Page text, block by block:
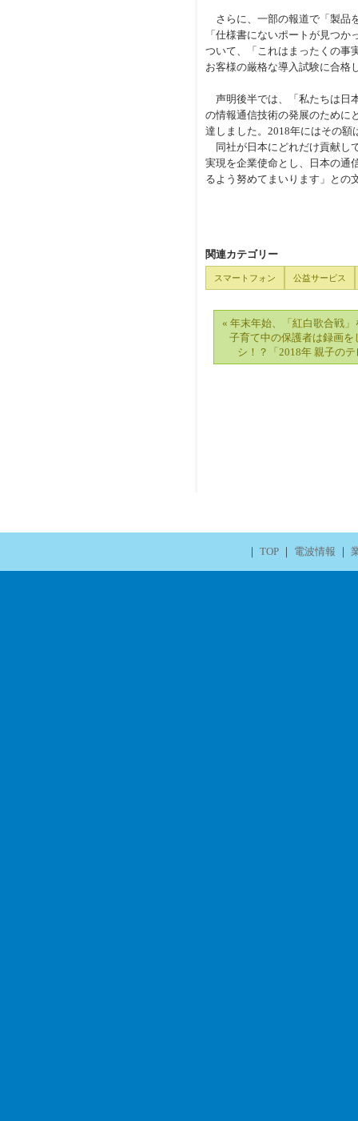
さらに、一部の報道で「製品
「仕様書にないポートが見つ
ついて、「これはまったくの事
お客様の厳格な導入試験に合格
声明後半では、「私たちは日
の情報通信技術の発展のために
達しました。2018年にはその額
同社が日本にどれだけ貢献し
実現を企業使命とし、日本の通
るよう努めてまいります」との
関連カテゴリー
スマートフォン 公益サービス
« 年末年始、「紅白歌合戦
子育て中の保護者は録画を
シ！？「2018年 親子の
｜ TOP｜ 電波情報 ｜